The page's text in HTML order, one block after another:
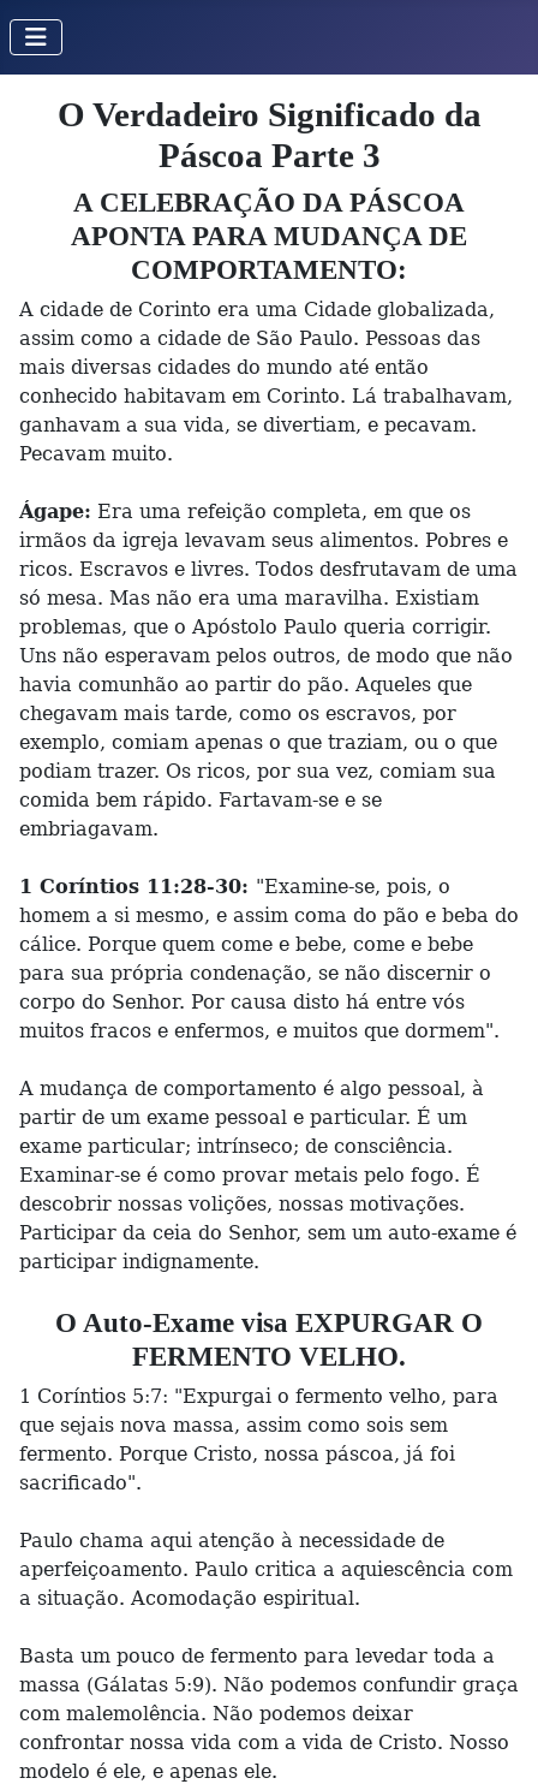
O Verdadeiro Significado da
Páscoa Parte 3
A CELEBRAÇÃO DA PÁSCOA
APONTA PARA MUDANÇA DE
COMPORTAMENTO:
A cidade de Corinto era uma Cidade globalizada,
assim como a cidade de São Paulo. Pessoas das
mais diversas cidades do mundo até então
conhecido habitavam em Corinto. Lá trabalhavam,
ganhavam a sua vida, se divertiam, e pecavam.
Pecavam muito.
Ágape: Era uma refeição completa, em que os
irmãos da igreja levavam seus alimentos. Pobres e
ricos. Escravos e livres. Todos desfrutavam de uma
só mesa. Mas não era uma maravilha. Existiam
problemas, que o Apóstolo Paulo queria corrigir.
Uns não esperavam pelos outros, de modo que não
havia comunhão ao partir do pão. Aqueles que
chegavam mais tarde, como os escravos, por
exemplo, comiam apenas o que traziam, ou o que
podiam trazer. Os ricos, por sua vez, comiam sua
comida bem rápido. Fartavam-se e se
embriagavam.
1 Coríntios 11:28-30: "Examine-se, pois, o
homem a si mesmo, e assim coma do pão e beba do
cálice. Porque quem come e bebe, come e bebe
para sua própria condenação, se não discernir o
corpo do Senhor. Por causa disto há entre vós
muitos fracos e enfermos, e muitos que dormem".
A mudança de comportamento é algo pessoal, à
partir de um exame pessoal e particular. É um
exame particular; intrínseco; de consciência.
Examinar-se é como provar metais pelo fogo. É
descobrir nossas volições, nossas motivações.
Participar da ceia do Senhor, sem um auto-exame é
participar indignamente.
O Auto-Exame visa EXPURGAR O
FERMENTO VELHO.
1 Coríntios 5:7: "Expurgai o fermento velho, para
que sejais nova massa, assim como sois sem
fermento. Porque Cristo, nossa páscoa, já foi
sacrificado".
Paulo chama aqui atenção à necessidade de
aperfeiçoamento. Paulo critica a aquiescência com
a situação. Acomodação espiritual.
Basta um pouco de fermento para levedar toda a
massa (Gálatas 5:9). Não podemos confundir graça
com malemolência. Não podemos deixar
confrontar nossa vida com a vida de Cristo. Nosso
modelo é ele, e apenas ele.